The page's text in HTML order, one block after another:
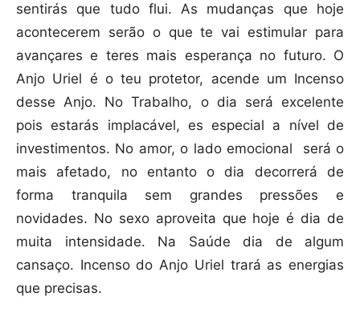
sentirás que tudo flui. As mudanças que hoje
acontecerem serão o que te vai estimular para
avançares e teres mais esperança no futuro. O
Anjo Uriel é o teu protetor, acende um Incenso
desse Anjo. No Trabalho, o dia será excelente
pois estarás implacável, es especial a nível de
investimentos. No amor, o lado emocional
será o
mais afetado, no entanto o dia decorrerá de
forma tranquila sem grandes pressões e
novidades. No sexo aproveita que hoje é dia de
muita intensidade. Na Saúde dia de algum
cansaço. Incenso do Anjo Uriel trará as energias
que precisas.